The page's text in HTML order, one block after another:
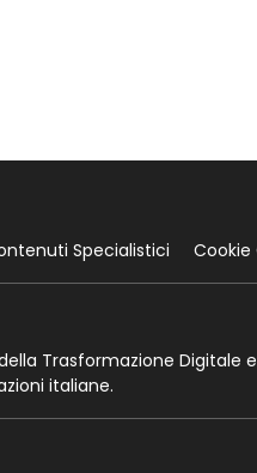
Specialistici
Trasformazione Digitale
italiane.